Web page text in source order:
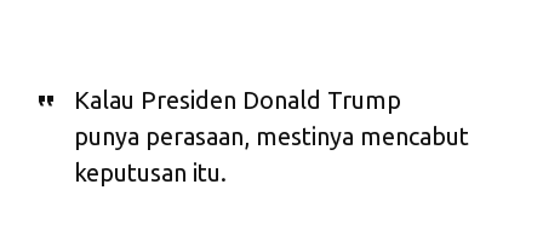
Kalau Presiden Donald Trump
punya perasaan, mestinya mencabut
keputusan itu.